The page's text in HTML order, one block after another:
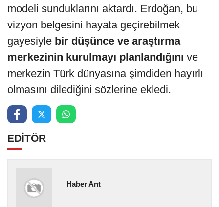
modeli sunduklarını aktardı. Erdoğan, bu
vizyon belgesini hayata geçirebilmek
gayesiyle bir düşünce ve araştırma
merkezinin kurulmayı planlandığını ve
merkezin Türk dünyasına şimdiden hayırlı
olmasını dilediğini sözlerine ekledi.
EDİTÖR
Haber Ant